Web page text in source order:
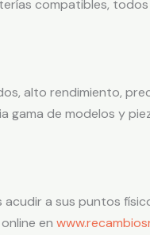
compatibles,
alto rendimiento,
gama de modelos y
acudir a sus puntos
en